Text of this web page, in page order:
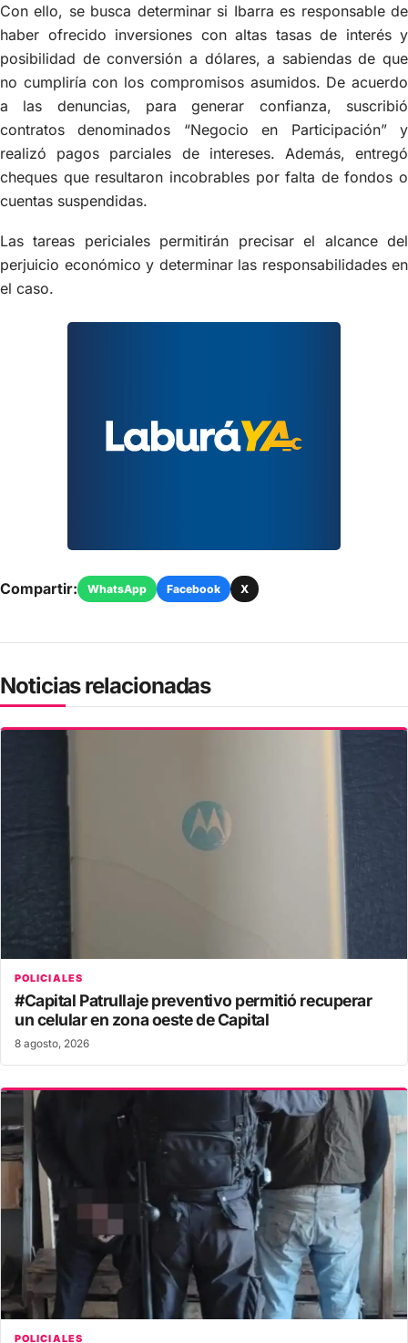
Con ello, se busca determinar si Ibarra es responsable de
haber ofrecido inversiones con altas tasas de interés y
posibilidad de conversión a dólares, a sabiendas de que
no cumpliría con los compromisos asumidos. De acuerdo
a las denuncias, para generar confianza, suscribió
contratos denominados “Negocio en Participación” y
realizó pagos parciales de intereses. Además, entregó
cheques que resultaron incobrables por falta de fondos o
cuentas suspendidas.
Las tareas periciales permitirán precisar el alcance del
perjuicio económico y determinar las responsabilidades en
el caso.
Compartir: WhatsApp Facebook X
Noticias relacionadas
POLICIALES
#Capital Patrullaje preventivo permitió recuperar
un celular en zona oeste de Capital
8 agosto, 2026
POLICIALES